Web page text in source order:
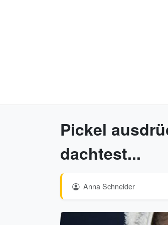
Pickel
dachtest...
Anna Schneider